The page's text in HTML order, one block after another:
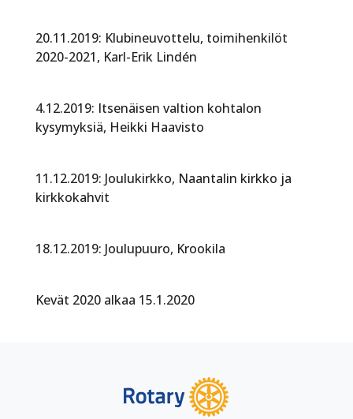
20.11.2019: Klubineuvottelu, toimihenkilöt
2020-2021, Karl-Erik Lindén
4.12.2019: Itsenäisen valtion kohtalon
kysymyksiä, Heikki Haavisto
11.12.2019: Joulukirkko, Naantalin kirkko ja
kirkkokahvit
18.12.2019: Joulupuuro, Krookila
Kevät 2020 alkaa 15.1.2020